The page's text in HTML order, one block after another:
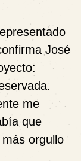
José
me
que
orgullo